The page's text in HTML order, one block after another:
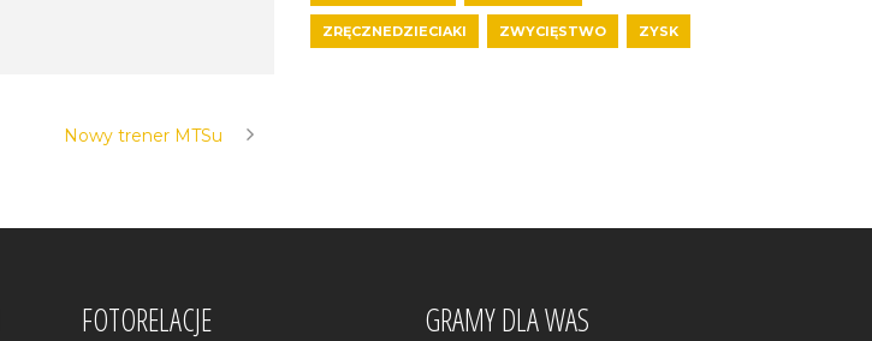
Nowy trener MTSu
ZRĘCZNEDZIECIAKI ZWYCIĘSTWO ZYSK
FOTORELACJE GRAMY DLA WAS